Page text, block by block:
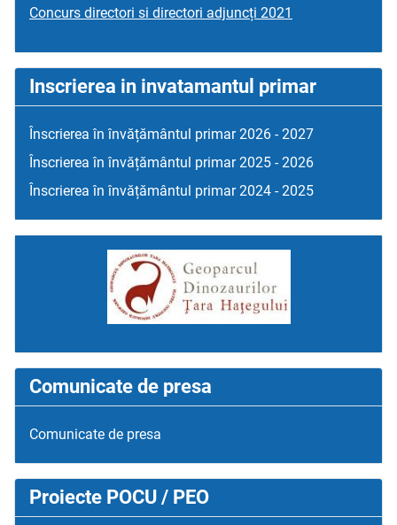
Concurs directori si directori adjuncți 2021
Inscrierea in invatamantul primar
Înscrierea în învățământul primar 2026 - 2027
Înscrierea în învățământul primar 2025 - 2026
Înscrierea în învățământul primar 2024 - 2025
Comunicate de presa
Comunicate de presa
Proiecte POCU / PEO